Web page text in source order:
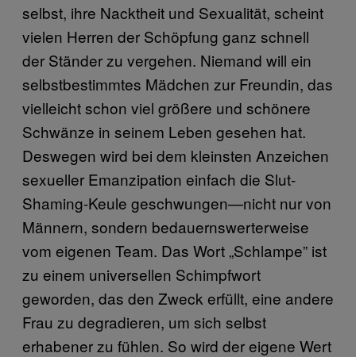
selbst, ihre Nacktheit und Sexualität, scheint
vielen Herren der Schöpfung ganz schnell
der Ständer zu vergehen. Niemand will ein
selbstbestimmtes Mädchen zur Freundin, das
vielleicht schon viel größere und schönere
Schwänze in seinem Leben gesehen hat.
Deswegen wird bei dem kleinsten Anzeichen
sexueller Emanzipation einfach die Slut-
Shaming-Keule geschwungen—nicht nur von
Männern, sondern bedauernswerterweise
vom eigenen Team. Das Wort „Schlampe” ist
zu einem universellen Schimpfwort
geworden, das den Zweck erfüllt, eine andere
Frau zu degradieren, um sich selbst
erhabener zu fühlen. So wird der eigene Wert